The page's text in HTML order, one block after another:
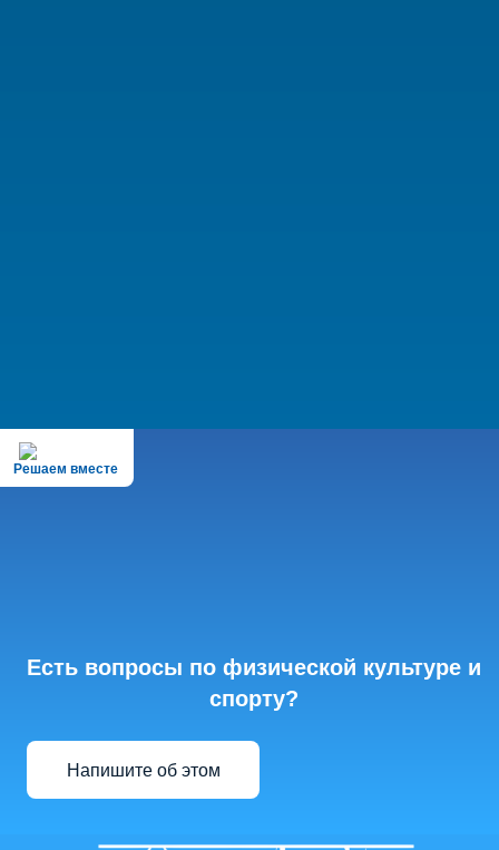
Решаем вместе
Есть вопросы по физической культуре и
спорту?
Напишите об этом